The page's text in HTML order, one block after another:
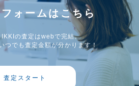
ォームはこちら
の査定はwebで完結。
つでも査定金額が分かります！
査定スタート